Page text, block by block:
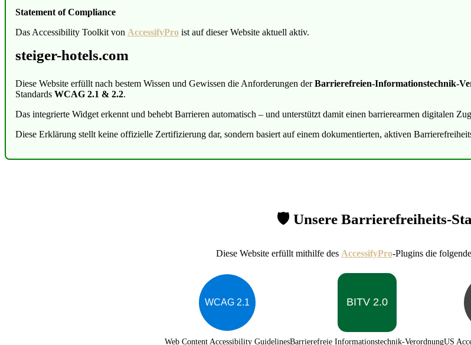
Statement of Compliance
Das Accessibility Toolkit von AccessifyPro ist auf dieser Website aktuell aktiv.
steiger-hotels.com
Diese Website erfüllt nach bestem Wissen und Gewissen die Anforderungen derBarrierefreien-Informationstechnik-
Standards WCAG 2.1 & 2.2.
Das integrierte Widget erkennt und behebt Barrieren automatisch – und unterstützt damit einen barrierearmen digitalen
Diese Erklärung stellt keine offizielle Zertifizierung dar, sondern basiert auf einem dokumentierten, aktiven
🛡️ Unsere Barrierefreiheits-
Diese Website erfüllt mithilfe des AccessifyPro-Plugins die
WCAG 2.1
Web Content Accessibility Guidelines
BITV 2.0
Barrierefreie Informationstechnik-VerordnungUS